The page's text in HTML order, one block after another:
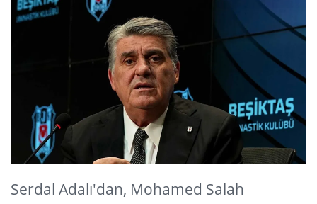
Serdal Adalı'dan, Mohamed Salah